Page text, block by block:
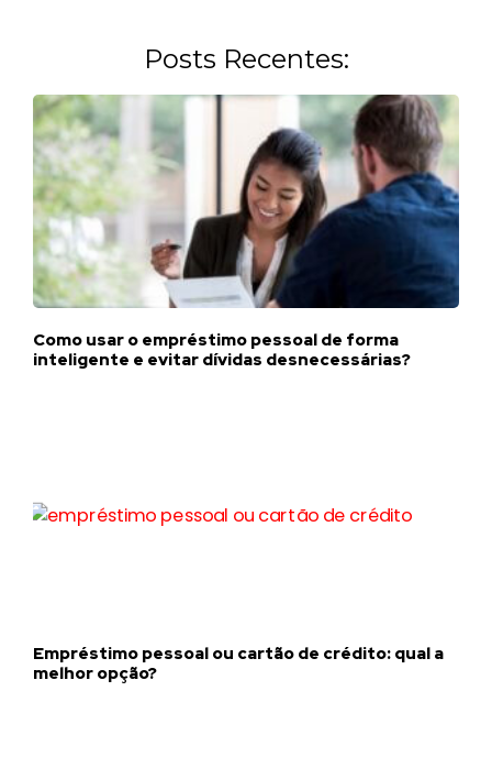
Posts Recentes:
Como usar o empréstimo pessoal de forma
inteligente e evitar dívidas desnecessárias?
Empréstimo pessoal ou cartão de crédito: qual a
melhor opção?